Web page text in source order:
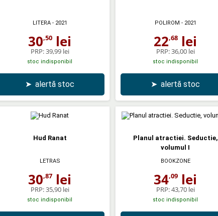
LITERA- 2021
30,50 lei
PRP:39,99 lei
stoc indisponibil
➤ alertă stoc
POLIROM - 2021
22,68 lei
PRP:36,00 lei
stoc indisponibil
➤ alertă stoc
Hud Ranat
LETRAS
30,87 lei
PRP:35,90 lei
stoc indisponibil
Planul atractiei. Seductie,
volumul I
BOOKZONE
34,09 lei
PRP:43,70 lei
stoc indisponibil